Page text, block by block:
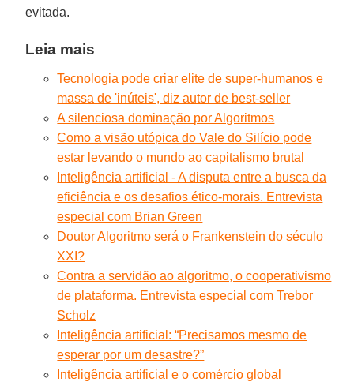
evitada.
Leia mais
Tecnologia pode criar elite de super-humanos e
massa de 'inúteis', diz autor de best-seller
A silenciosa dominação por Algoritmos
Como a visão utópica do Vale do Silício pode
estar levando o mundo ao capitalismo brutal
Inteligência artificial - A disputa entre a busca da
eficiência e os desafios ético-morais. Entrevista
especial com Brian Green
Doutor Algoritmo será o Frankenstein do século
XXI?
Contra a servidão ao algoritmo, o cooperativismo
de plataforma. Entrevista especial com Trebor
Scholz
Inteligência artificial: “Precisamos mesmo de
esperar por um desastre?”
Inteligência artificial e o comércio global